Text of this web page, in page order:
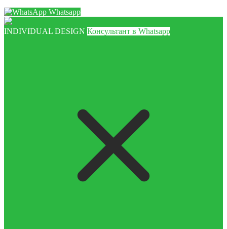
Whatsapp
INDIVIDUAL DESIGN Консультант в Whatsapp